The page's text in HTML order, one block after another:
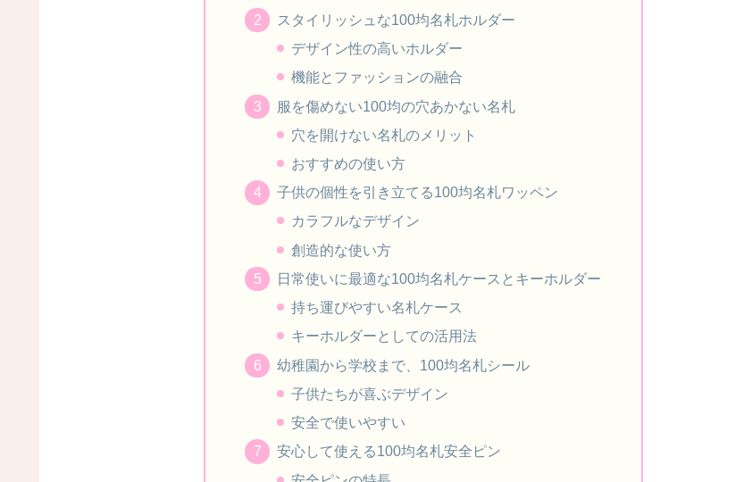
スタイリッシュな100均名札ホルダー
デザイン性の高いホルダー
機能とファッションの融合
服を傷めない100均の穴あかない名札
穴を開けない名札のメリット
おすすめの使い方
子供の個性を引き立てる100均名札ワッペン
カラフルなデザイン
創造的な使い方
日常使いに最適な100均名札ケースとキーホルダー
持ち運びやすい名札ケース
キーホルダーとしての活用法
幼稚園から学校まで、100均名札シール
子供たちが喜ぶデザイン
安全で使いやすい
安心して使える100均名札安全ピン